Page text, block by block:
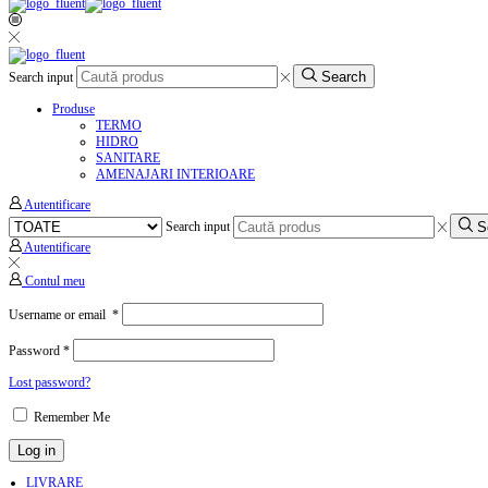
Search input Search
Produse
TERMO
HIDRO
SANITARE
AMENAJARI INTERIOARE
Autentificare
Search input
Autentificare
Contul meu
Username or email *
Password *
Lost password?
Remember Me
Log in
LIVRARE